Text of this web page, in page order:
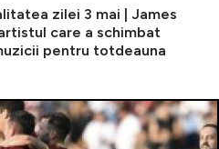
zilei 3 mai | James
care a schimbat
pentru totdeauna